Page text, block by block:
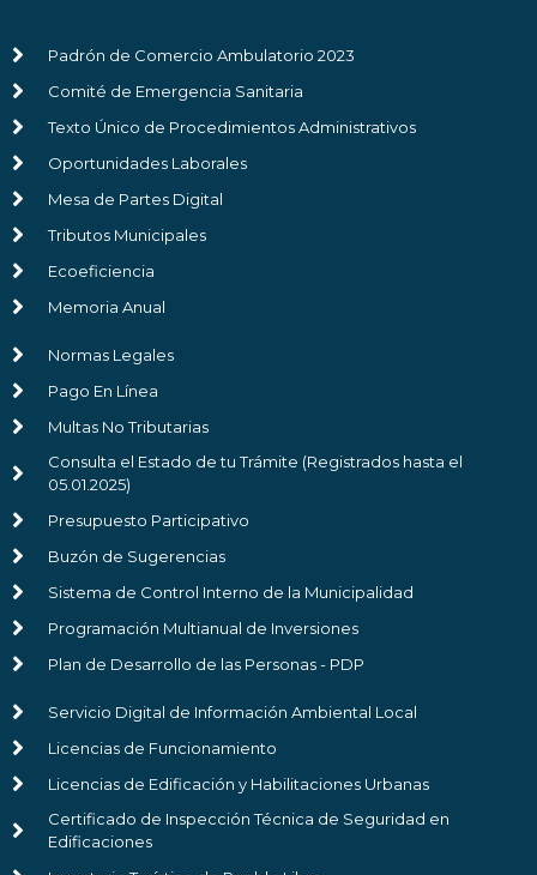
Padrón de Comercio Ambulatorio 2023
Comité de Emergencia Sanitaria
Texto Único de Procedimientos Administrativos
Oportunidades Laborales
Mesa de Partes Digital
Tributos Municipales
Ecoeficiencia
Memoria Anual
Normas Legales
Pago En Línea
Multas No Tributarias
Consulta el Estado de tu Trámite (Registrados hasta el
05.01.2025)
Presupuesto Participativo
Buzón de Sugerencias
Sistema de Control Interno de la Municipalidad
Programación Multianual de Inversiones
Plan de Desarrollo de las Personas - PDP
Servicio Digital de Información Ambiental Local
Licencias de Funcionamiento
Licencias de Edificación y Habilitaciones Urbanas
Certificado de Inspección Técnica de Seguridad en
Edificaciones